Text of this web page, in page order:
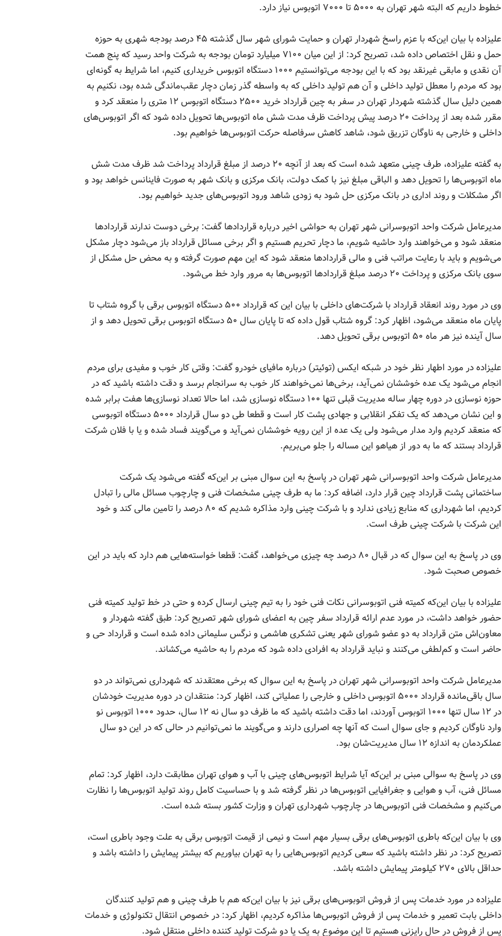
خطوط داریم که البته شهر تهران به ۵۰۰۰ تا ۷۰۰۰ اتوبوس نیاز دارد.
علیزاده با بیان این‌که با عزم راسخ شهردار تهران و حمایت شورای شهر سال گذشته ۴۵ درصد بودجه شهری به حوزه
حمل و نقل اختصاص داده شد، تصریح کرد: از این میان ۷۱۰۰ میلیارد تومان بودجه به شرکت واحد رسید که پنج همت
آن نقدی و مابقی غیرنقد بود که با این بودجه می‌توانستیم ۱۰۰۰ دستگاه اتوبوس خریداری کنیم، اما شرایط به گونه‌ای
بود که مردم را معطل تولید داخلی و آن هم تولید داخلی که به واسطه گذر زمان دچار عقب‌ماندگی شده بود، نکنیم به
همین دلیل سال گذشته شهردار تهران در سفر به چین قرار‌داد خرید ۲۵۰۰ دستگاه اتوبوس ۱۲ متری را منعقد کرد و
مقرر شده بعد از پرداخت ۲۰ درصد پیش پرداخت ظرف مدت شش ماه اتوبوس‌ها تحویل داده شود که اگر اتوبوس‌های
داخلی و خارجی به ناوگان تزریق شود، شاهد کاهش سرفاصله حرکت اتوبوس‌ها خواهیم بود.
به گفته علیزاده، طرف چینی متعهد شده است که بعد از آنچه ۲۰ درصد از مبلغ قرار‌داد پرداخت شد ظرف مدت شش
ماه اتوبوس‌ها را تحویل دهد و الباقی مبلغ نیز با کمک دولت، بانک مرکزی و بانک شهر به صورت فاینانس خواهد بود و
اگر مشکلات و روند اداری در بانک مرکزی حل شود به زودی شاهد ورود اتوبوس‌های جدید خواهیم بود.
مدیرعامل شرکت واحد اتوبوسرانی شهر تهران به حواشی اخیر درباره قرارداد‌ها گفت: برخی دوست ندارند قرار‌داد‌ها
منعقد شود و می‌خواهند وارد حاشیه شویم، ما دچار تحریم هستیم و اگر برخی مسائل قرار‌داد باز می‌شود دچار مشکل
می‌شویم و باید با رعایت مراتب فنی و مالی قرار‌داد‌ها منعقد شود که این مهم صورت گرفته و به محض حل مشکل از
سوی بانک مرکزی و پرداخت ۲۰ درصد مبلغ قرار‌داد‌ها اتوبوس‌ها به مرور وارد خط می‌شود.
وی در مورد روند انعقاد قرار‌داد با شرکت‌های داخلی با بیان این که قرار‌داد ۵۰۰ دستگاه اتوبوس برقی با گروه شتاب تا
پایان ماه منعقد می‌شود، اظهار کرد: گروه شتاب قول داده که تا پایان سال ۵۰ دستگاه اتوبوس برقی تحویل دهد و از
سال آینده نیز هر ماه ۵۰ اتوبوس برقی تحویل دهد.
علیزاده در مورد اطهار نظر خود در شبکه ایکس (توئیتر) درباره مافیای خودرو گفت: وقتی کار خوب و مفیدی برای مردم
انجام می‌شود یک عده خوششان نمی‌آید، برخی‌ها نمی‌خواهند کار خوب به سرانجام برسد و دقت داشته باشید که در
حوزه نوسازی در دوره چهار ساله مدیریت قبلی تنها ۱۰۰ دستگاه نوسازی شد، اما حالا تعداد نوسازی‌ها هفت برابر شده
و این نشان می‌دهد که یک تفکر انقلابی و جهادی پشت کار است و قطعا طی دو سال قرار‌داد ۵۰۰۰ دستگاه اتوبوسی
که منعقد کردیم وارد مدار می‌شود ولی یک عده از این رویه خوششان نمی‌آید و می‌گویند فساد شده و یا با فلان شرکت
قرار‌داد بستند که ما به دور از هیاهو این مساله را جلو می‌بریم.
مدیرعامل شرکت واحد اتوبوسرانی شهر تهران در پاسخ به این سوال مبنی بر این‌که گفته می‌شود یک شرکت
ساختمانی پشت قرار‌داد چین قرار دارد، اضافه کرد: ما به طرف چینی مشخصات فنی و چارچوب مسائل مالی را تبادل
کردیم، اما شهرداری که منابع زیادی ندارد و با شرکت چینی وارد مذاکره شدیم که ۸۰ درصد را تامین مالی کند و خود
این شرکت با شرکت چینی طرف است.
وی در پاسخ به این سوال که در قبال ۸۰ درصد چه چیزی می‌خواهد، گفت: قطعا خواسته‌هایی هم دارد که باید در این
خصوص صحبت شود.
علیزاده با بیان این‌که کمیته فنی اتوبوسرانی نکات فنی خود را به تیم چینی ارسال کرده و حتی در خط تولید کمیته فنی
حضور خواهد داشت، در مورد عدم ارائه قرار‌داد سفر چین به اعضای شورای شهر تصریح کرد: طبق گفته شهردار و
معاون‌اش متن قرار‌داد به دو عضو شورای شهر یعنی تشکری هاشمی و نرگس سلیمانی داده شده است و قرار‌داد حی و
حاضر است و کم‌لطفی می‌کنند و نباید قرار‌داد به افرادی داده شود که مردم را به حاشیه می‌کشاند.
مدیرعامل شرکت واحد اتوبوسرانی شهر تهران در پاسخ به این سوال که برخی معتقدند که شهرداری نمی‌تواند در دو
سال باقی‌مانده قرار‌داد ۵۰۰۰ اتوبوس داخلی و خارجی را عملیاتی کند، اظهار کرد: منتقدان در دوره مدیریت خودشان
در ۱۲ سال تنها ۱۰۰۰ اتوبوس آوردند، اما دقت داشته باشید که ما ظرف دو سال نه ۱۲ سال، حدود ۱۰۰۰ اتوبوس نو
وارد ناوگان کردیم و جای سوال است که آنها چه اصراری دارند و می‌گویند ما نمی‌توانیم در حالی که در این دو سال
عملکردمان به اندازه ۱۲ سال مدیریت‌شان بود.
وی در پاسخ به سوالی مبنی بر این‌که آیا شرایط اتوبوس‌های چینی با آب و هوای تهران مطابقت دارد، اظهار کرد: تمام
مسائل فنی، آب و هوایی و جغرافیایی اتوبوس‌ها در نظر گرفته شد و با حساسیت کامل روند تولید اتوبوس‌ها را نظارت
می‌کنیم و مشخصات فنی اتوبوس‌ها در چارچوب شهرداری تهران و وزارت کشور بسته شده است.
وی با بیان این‌که باطری اتوبوس‌های برقی بسیار مهم است و نیمی از قیمت اتوبوس برقی به علت وجود باطری است،
تصریح کرد: در نظر داشته باشید که سعی کردیم اتوبوس‌هایی را به تهران بیاوریم که بیشتر پیمایش را داشته باشد و
حداقل بالای ۲۷۰ کیلومتر پیمایش داشته باشد.
علیزاده در مورد خدمات پس از فروش اتوبوس‌های برقی نیز با بیان این‌که هم با طرف چینی و هم تولید کنندگان
داخلی بابت تعمیر و خدمات پس از فروش اتوبوس‌ها مذاکره کردیم، اظهار کرد: در خصوص انتقال تکنولوژی و خدمات
پس از فروش در حال رایزنی هستیم تا این موضوع به یک یا دو شرکت تولید کننده داخلی منتقل شود.